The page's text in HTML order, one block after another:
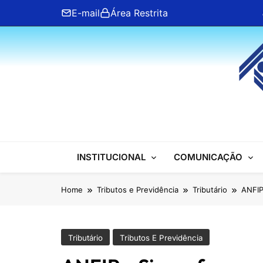
content
E-mail Área Restrita
ANFIP Nacional
INSTITUCIONAL COMUNICAÇÃO
Home Tributos e Previdência Tributário
Tributário Tributos E Previdência